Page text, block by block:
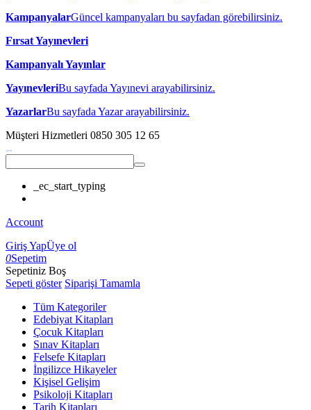
KampanyalarGüncel kampanyaları bu sayfadan görebilirsiniz.
Fırsat Yayınevleri
Kampanyalı Yayınlar
YayınevleriBu sayfada Yayınevi arayabilirsiniz.
YazarlarBu sayfada Yazar arayabilirsiniz.
Müşteri Hizmetleri 0850 305 12 65
_ec_start_typing
Account
Giriş YapÜye ol
0Sepetim
Sepetiniz Boş
Sepeti göster Siparişi Tamamla
Tüm Kategoriler
Edebiyat Kitapları
Çocuk Kitapları
Sınav Kitapları
Felsefe Kitapları
İngilizce Hikayeler
Kişisel Gelişim
Psikoloji Kitapları
Tarih Kitapları